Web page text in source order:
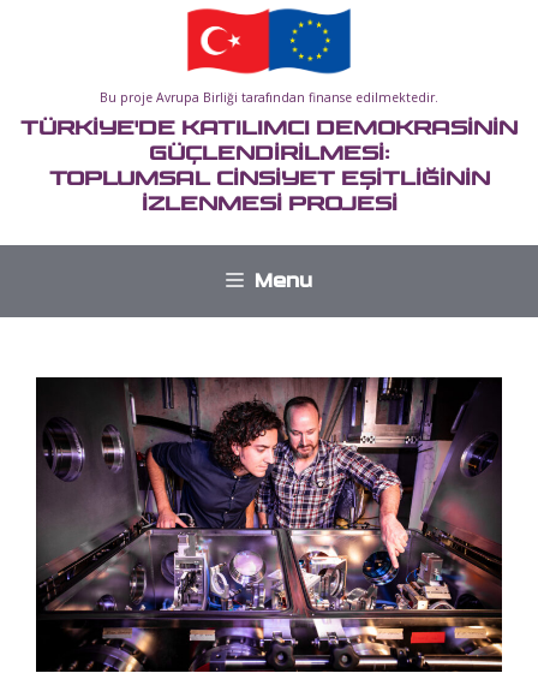
Bu proje Avrupa Birliği tarafından finanse edilmektedir.
TÜRKİYE'DE KATILIMCI DEMOKRASİNİN
GÜÇLENDİRİLMESİ:
TOPLUMSAL CİNSİYET EŞİTLİĞİNİN
İZLENMESİ PROJESİ
Menu